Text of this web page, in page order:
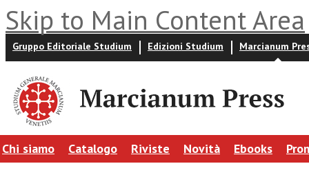
Skip to Main Content Area
Gruppo Editoriale Studium Edizioni Studium Marcianum
Chi siamo Catalogo Riviste Novità Ebooks